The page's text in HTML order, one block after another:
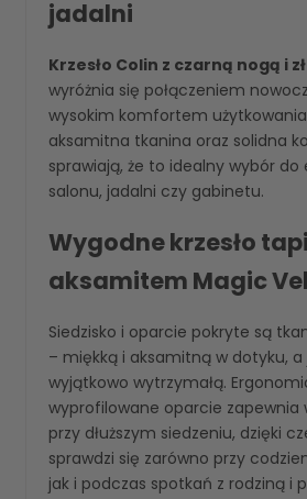
jadalni
Krzesło Colin z czarną nogą i
wyróżnia się połączeniem
wysokim komfortem
aksamitna tkanina oraz solidna
sprawiają, że to idealny wybór do
salonu, jadalni czy gabinetu.
Wygodne krzesło
aksamitem Magic
Siedzisko i oparcie pokryte są
– miękką i aksamitną w dotyku,
wyjątkowo wytrzymałą.
wyprofilowane oparcie zapewnia
przy dłuższym siedzeniu, dzięki
sprawdzi się zarówno przy
jak i podczas spotkań z rodziną i